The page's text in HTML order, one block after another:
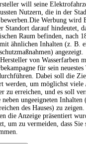
will seine
Nutzern, die in der
Werbung wird
Standort darauf hindeutet,
Raum befinden, nach
ähnlichen Inhalten (z. B.
angezeigt.
von Wasserfarben
für sein neuestes
Dabei soll die
werden, um möglichst viele
zu erreichen, und es soll
neben ungeeigneten
des Hauses) zu
die Anzeige präsentiert
um zu vermeiden, dass Sie